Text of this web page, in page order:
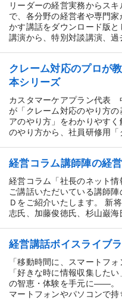
リーダーの経営実務からス
で、各分野の経営者や専門
かす講話をダウンロード版
講演から、特別対談講演、過
クレーム対応のプロが
本シリーズ
カスタマーケアプラン代表
が「クレーム対応のやり方
アのやり方」をわかりやす
のやり方から、社員研修用「
経営コラム講師陣の経
経営コラム「社長のネット情
ご講話いただいている講師
Ｄをご紹介いたします。 新
志氏、加藤俊徳氏、杉山巌海
経営講話ボイスライブ
「移動時間に、スマートフ
「好きな時に情報収集した
の智恵・体験を手元に――。
マートフォンやパソコンで持